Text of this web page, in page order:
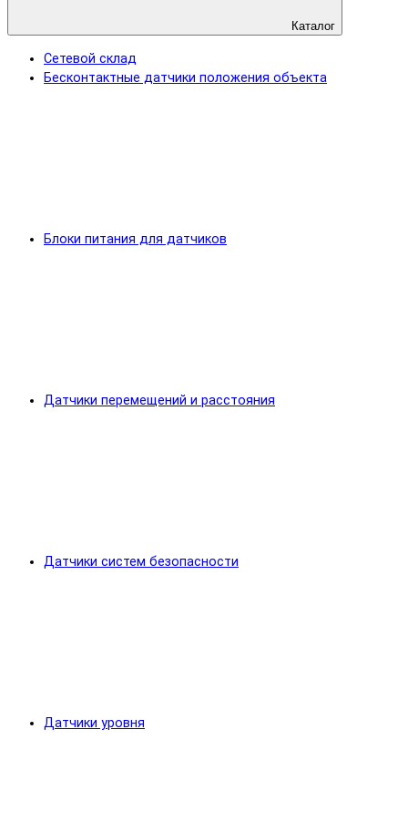
Каталог
Сетевой склад
Бесконтактные датчики положения объекта
Блоки питания для датчиков
Датчики перемещений и расстояния
Датчики систем безопасности
Датчики уровня